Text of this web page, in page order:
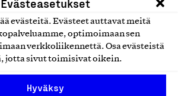
evästeitä. Evästeet auttavat meitä
optimoimaan sen
verkkoliikennettä. Osa evästeistä
jotta sivut toimisivat oikein.
Hyväksy
ja huolto Pekka Virsiheimo,